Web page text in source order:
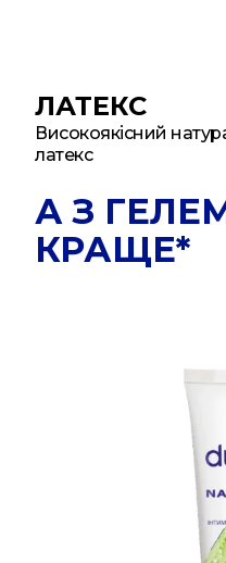
ЛАТЕКС
Високоякісний
латекс
А З
КРАЩЕ*